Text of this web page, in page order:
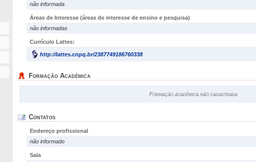
não informada
Áreas de Interesse (áreas de interesse de ensino e pesquisa)
não informadas
Currículo Lattes:
http://lattes.cnpq.br/2387749186760338
Formação Acadêmica
Formação acadêmica não cadastrada
Contatos
Endereço profissional
não informado
Sala